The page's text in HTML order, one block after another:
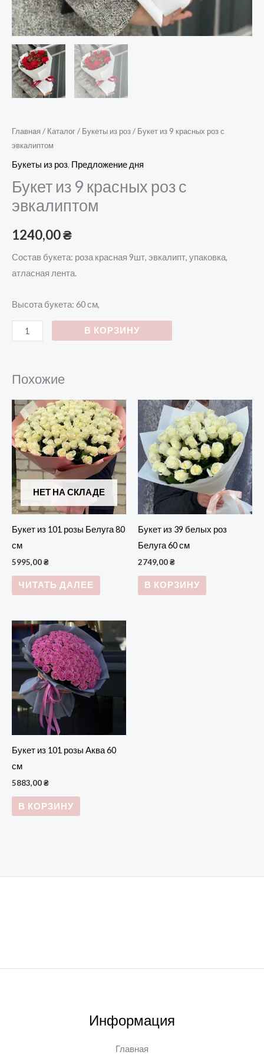
Главная / Каталог/ Букеты из роз/ Букет из 9 красных роз с
эвкалиптом
Букеты из роз, Предложение дня
Букет из 9 красных роз с
эвкалиптом
1240,00₴
Состав букета: роза красная 9шт, эвкалипт, упаковка,
атласная лента.
Высота букета: 60 см,
В КОРЗИНУ
Похожие
НЕТ НА СКЛАДЕ
Букет из 101 розы Белуга 80
см
5995,00₴
ЧИТАТЬ ДАЛЕЕ
Букет из 39 белых роз
Белуга 60 см
2749,00₴
В КОРЗИНУ
Букет из 101 розы Аква 60
см
5883,00₴
В КОРЗИНУ
Информация
Главная